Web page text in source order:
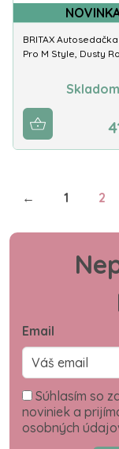
BRITAX
Pro M Style, Dusty
Skladom
← 1 2
Email
Súhlasím so
noviniek a
osobných